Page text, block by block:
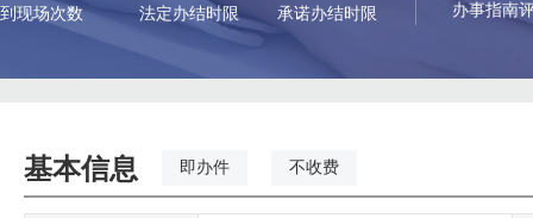
到现场次数 法定办结时限 承诺办结时限 办事指南
基本信息 即办件 不收费